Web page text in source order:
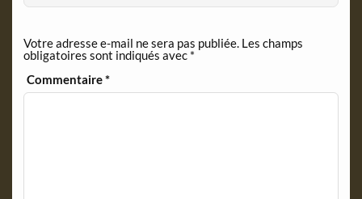
n
l
y
Votre adresse e-mail ne sera pas publiée. Les champs
obligatoires sont indiqués avec *
Commentaire*